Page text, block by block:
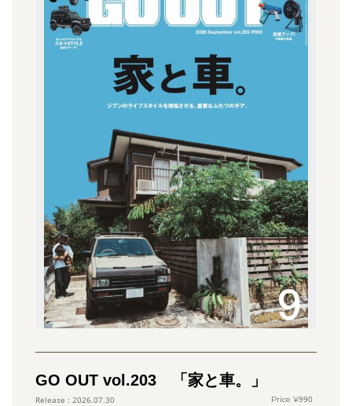
GO OUT vol.203 「家と車。」
2026.07.30 990